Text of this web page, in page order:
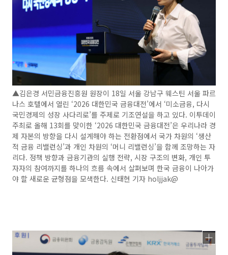
▲김은경 서민금융진흥원 원장이 18일 서울 강남구 웨스틴 서울 파르
나스 호텔에서 열린 ‘2026 대한민국 금융대전’에서 ‘미소금융, 다시
국민경제의 성장 사다리로’를 주제로 기조연설을 하고 있다. 이투데이
주최로 올해 13회를 맞이한 ‘2026 대한민국 금융대전’은 우리나라 경
제 자본의 방향을 다시 설계해야 하는 전환점에서 국가 차원의 ‘생산
적 금융 리밸런싱’과 개인 차원의 ‘머니 리밸런싱’을 함께 조망하는 자
리다. 정책 방향과 금융기관의 실행 전략, 시장 구조의 변화, 개인 투
자자의 참여까지를 하나의 흐름 속에서 살펴보며 한국 금융이 나아가
야 할 새로운 균형점을 모색한다. 신태현 기자 holjjak@